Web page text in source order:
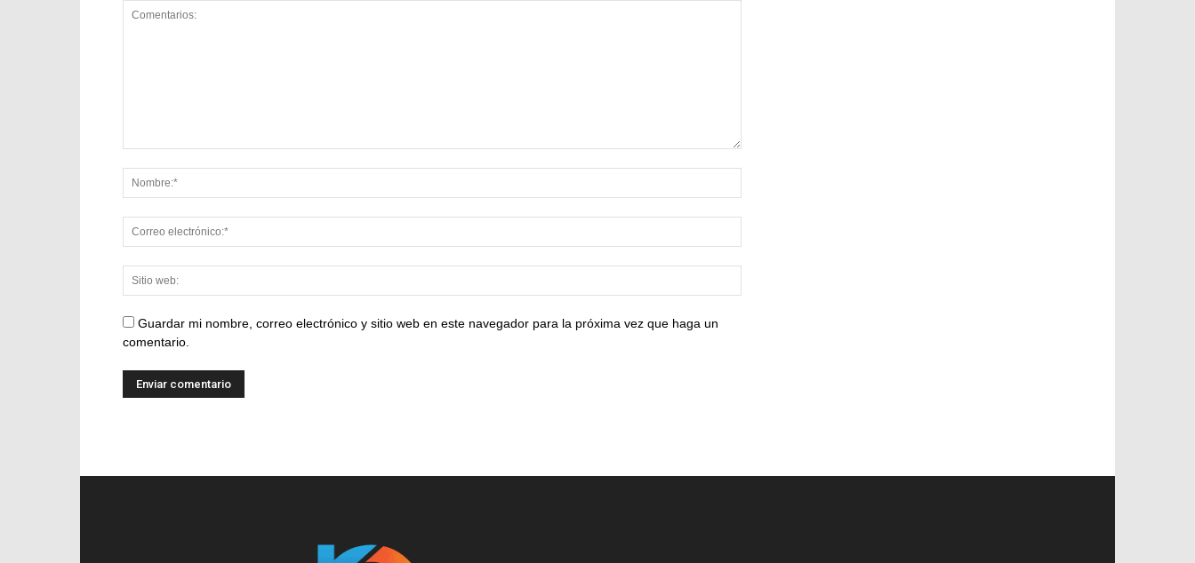
Guardar mi nombre, correo electrónico y sitio web en este navegador para la próxima vez que haga un
comentario.